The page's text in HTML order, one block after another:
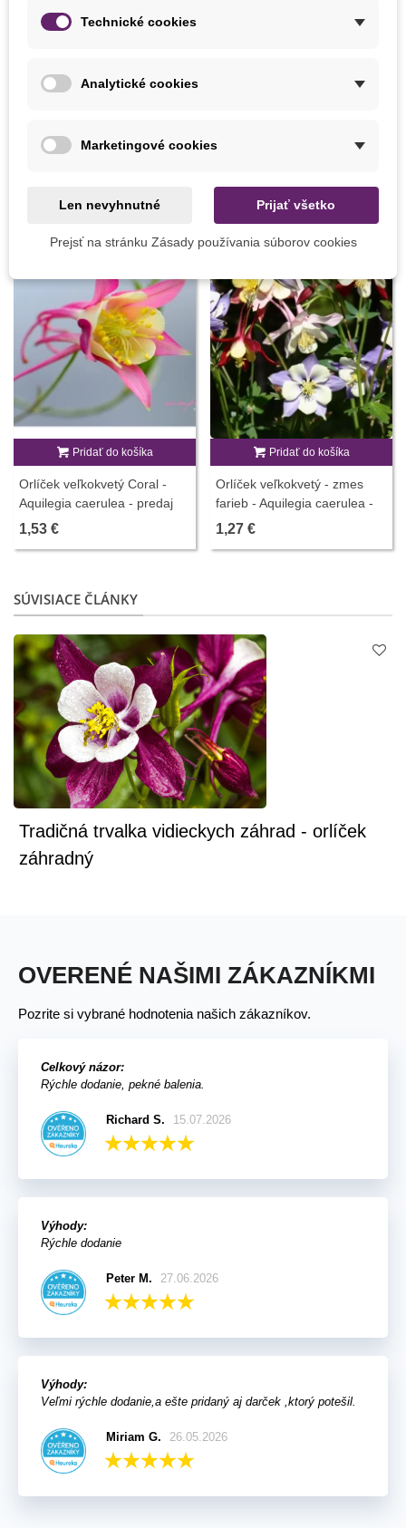
Substral komplexná ochrana
5 INÝCH PRODUKTOV V TEJ ISTEJ KATEGÓRII:
Pridať do košíka
Orlíček veľkokvetý Coral -
Aquilegia caerulea - predaj
semien orlíčka - 100 ks
1,53 €
Pridať do košíka
Orlíček veľkokvetý - zmes
farieb - Aquilegia caerulea -
semiačka - 250 ks
1,27 €
SÚVISIACE ČLÁNKY
Tradičná trvalka vidieckych záhrad - orlíček
záhradný
OVERENÉ NAŠIMI ZÁKAZNÍKMI
Pozrite si vybrané hodnotenia našich zákazníkov.
Celkový názor:
Rýchle dodanie, pekné balenia.
Richard S. 15.07.2026
Výhody:
Rýchle dodanie
Peter M. 27.06.2026
Výhody:
Veľmi rýchle dodanie,a ešte pridaný aj darček ,ktorý potešil.
Miriam G. 26.05.2026
Technické cookies
Analytické cookies
Marketingové cookies
Len nevyhnutné Prijať všetko
Prejsť na stránku Zásady používania súborov cookies